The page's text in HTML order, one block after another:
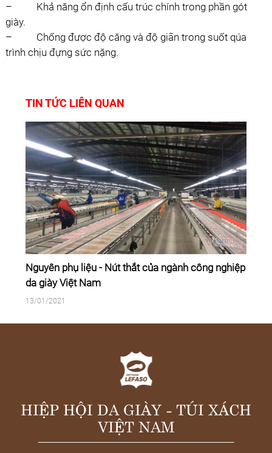
– Khả năng ổn định cấu trúc chính trong phần gót
giày.
– Chống được độ căng và độ giãn trong suốt qúa
trình chịu đựng sức nặng.
TIN TỨC LIÊN QUAN
Nguyên phụ liệu - Nút thắt của ngành công nghiệp
da giày Việt Nam
13/01/2021
HIỆP HỘI DA GIÀY - TÚI XÁCH
VIỆT NAM